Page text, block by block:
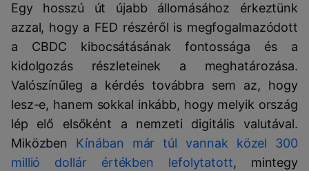
Egy hosszú út újabb állomásához érkeztünk
azzal, hogy a FED részéről is megfogalmazódott
a CBDC kibocsátásának fontossága és a
kidolgozás részleteinek a meghatározása.
Valószínűleg a kérdés továbbra sem az, hogy
lesz-e, hanem sokkal inkább, hogy melyik ország
lép elő elsőként a nemzeti digitális valutával.
Miközben Kínában már túl vannak közel 300
millió dollár értékben lefolytatott, mintegy